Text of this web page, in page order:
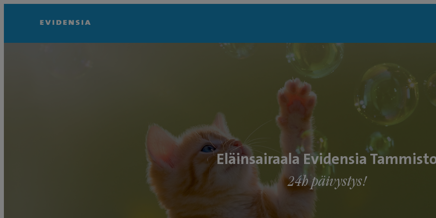
Eläinsairaala Evidensia
24h päivystys!